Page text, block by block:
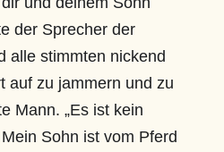
der Sprecher der
alle stimmten nickend
auf zu jammern und zu
Mann. „Es ist kein
Sohn ist vom Pferd